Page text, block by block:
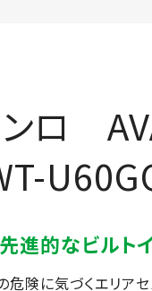
ロ
進的なビルトイ
危険に気づくエリア